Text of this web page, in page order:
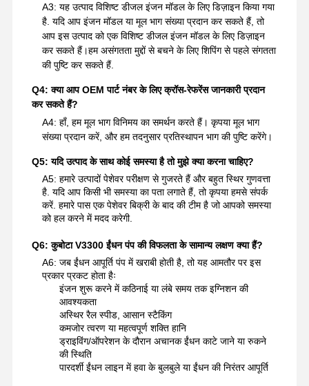
A3: यह उत्पाद विशिष्ट डीजल इंजन मॉडल के लिए डिज़ाइन किया गया
है. यदि आप इंजन मॉडल या मूल भाग संख्या प्रदान कर सकते हैं, तो
आप इस उत्पाद को एक विशिष्ट डीजल इंजन मॉडल के लिए डिज़ाइन
कर सकते हैं।हम असंगतता मुद्दों से बचने के लिए शिपिंग से पहले संगतता
की पुष्टि कर सकते हैं.
Q4: क्या आप OEM पार्ट नंबर के लिए क्रॉस-रेफरेंस जानकारी प्रदान
कर सकते हैं?
A4: हाँ, हम मूल भाग विनिमय का समर्थन करते हैं। कृपया मूल भाग
संख्या प्रदान करें, और हम तदनुसार प्रतिस्थापन भाग की पुष्टि करेंगे।
Q5: यदि उत्पाद के साथ कोई समस्या है तो मुझे क्या करना चाहिए?
A5: हमारे उत्पादों पेशेवर परीक्षण से गुजरते हैं और बहुत स्थिर गुणवत्ता
है. यदि आप किसी भी समस्या का पता लगाते हैं, तो कृपया हमसे संपर्क
करें. हमारे पास एक पेशेवर बिक्री के बाद की टीम है जो आपको समस्या
को हल करने में मदद करेगी.
Q6: कुबोटा V3300 ईंधन पंप की विफलता के सामान्य लक्षण क्या हैं?
A6: जब ईंधन आपूर्ति पंप में खराबी होती है, तो यह आमतौर पर इस
प्रकार प्रकट होता हैः
इंजन शुरू करने में कठिनाई या लंबे समय तक इग्निशन की
आवश्यकता
अस्थिर रैल स्पीड, आसान स्टैकिंग
कमजोर त्वरण या महत्वपूर्ण शक्ति हानि
ड्राइविंग/ऑपरेशन के दौरान अचानक ईंधन काटे जाने या रुकने
की स्थिति
पारदर्शी ईंधन लाइन में हवा के बुलबुले या ईंधन की निरंतर आपूर्ति